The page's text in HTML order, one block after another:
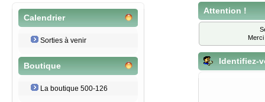
Calendrier
Sorties à venir
Boutique
La boutique 500-126
Attention !
Identifiez-